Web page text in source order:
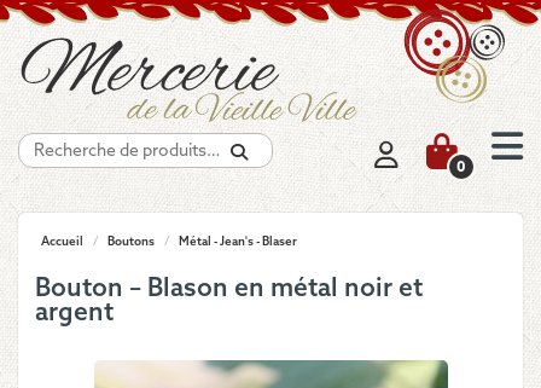
Recherche
0
Accueil / Boutons / Métal - Jean's - Blaser
Bouton – Blason en métal noir et
argent